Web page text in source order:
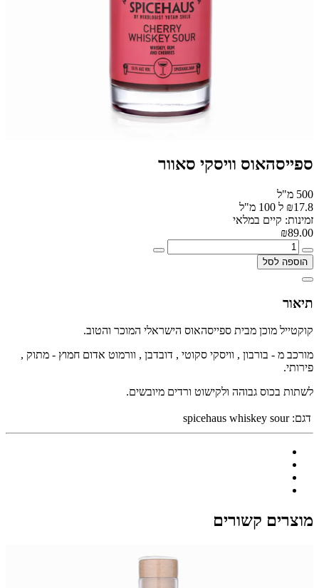
ספייסהאוס וויסקי סאוור
500 מ"ל
₪17.8 ל 100 מ"ל
זמינות: קיים במלאי
₪89.00
הוספה לסל
תיאור
קוקטייל מוכן מבית ספייסהאוס הישראלי המוכר והטוב.
מורכב מ - בורבון , וויסקי סקוטי , דובדבן , וורמוט אדום חמוץ - מתוק ,
פירותי.
לשתות בכוס גבוהה ולקישוט ורדים מיובשים.
דגם: spicehaus whiskey sour
מוצרים קשורים